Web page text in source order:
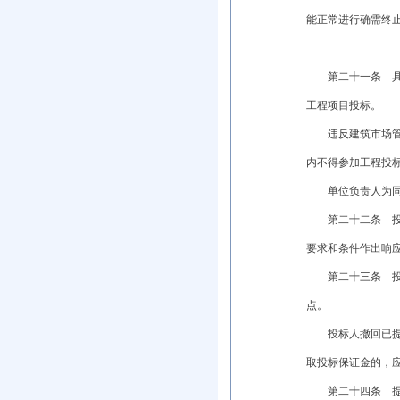
能正常进行确需终
第二十一条 具备
工程项目投标。
违反建筑市场管
内不得参加工程投
单位负责人为同
第二十二条 投标
要求和条件作出响
第二十三条 投标
点。
投标人撤回已提
取投标保证金的，
第二十四条 提交